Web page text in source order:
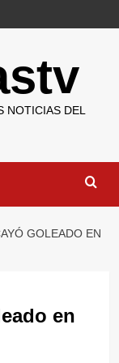
NOTICIAS DEL
GOLEADO EN
en